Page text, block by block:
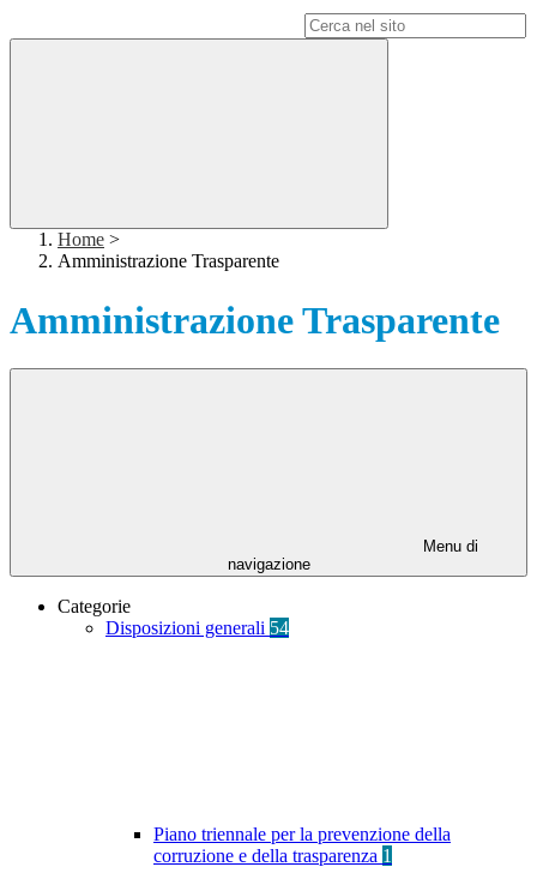
Home >
Amministrazione Trasparente
Amministrazione Trasparente
Menu di
navigazione
Categorie
Disposizioni generali 54
Piano triennale per la prevenzione della
corruzione e della trasparenza 1